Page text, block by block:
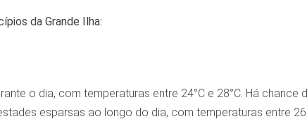
da Grande Ilha:
o dia, com temperaturas entre 24°C e 28°C. Há chance
esparsas ao longo do dia, com temperaturas entre